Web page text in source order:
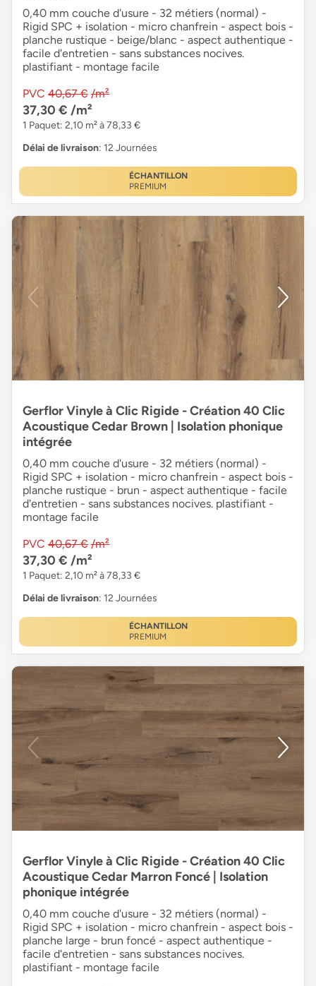
0,40 mm couche d'usure - 32 métiers (normal) -
Rigid SPC + isolation - micro chanfrein - aspect bois -
planche rustique - beige/blanc - aspect authentique -
facile d'entretien - sans substances nocives.
plastifiant - montage facile
PVC 40,67 € /m²
37,30 € /m²
1 Paquet: 2,10 m² à 78,33 €
Délai de livraison: 12 Journées
ÉCHANTILLON
PREMIUM
Gerflor Vinyle à Clic Rigide - Création 40 Clic
Acoustique Cedar Brown | Isolation phonique
intégrée
0,40 mm couche d'usure - 32 métiers (normal) -
Rigid SPC + isolation - micro chanfrein - aspect bois -
planche rustique - brun - aspect authentique - facile
d'entretien - sans substances nocives. plastifiant -
montage facile
PVC 40,67 € /m²
37,30 € /m²
1 Paquet: 2,10 m² à 78,33 €
Délai de livraison: 12 Journées
ÉCHANTILLON
PREMIUM
Gerflor Vinyle à Clic Rigide - Création 40 Clic
Acoustique Cedar Marron Foncé | Isolation
phonique intégrée
0,40 mm couche d'usure - 32 métiers (normal) -
Rigid SPC + isolation - micro chanfrein - aspect bois -
planche large - brun foncé - aspect authentique -
facile d'entretien - sans substances nocives.
plastifiant - montage facile